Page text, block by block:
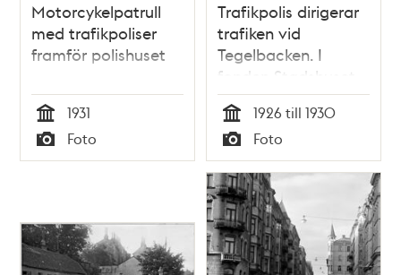
Motorcykelpatrull
med trafikpoliser
framför polishuset
Tid
1931
Typ
Foto
Trafikpolis dirigerar
trafiken vid
Tegelbacken. I
fonden Stadshuset.
Tid
1926 till 1930
Typ
Foto